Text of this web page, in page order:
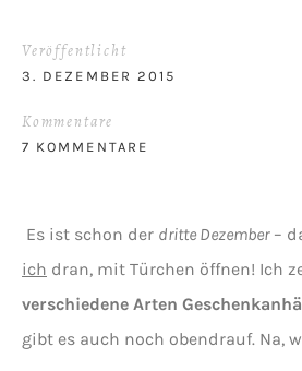
Veröffentlicht
3. DEZEMBER 2015
Kommentare
7 KOMMENTARE
Es ist schon der dritte Dezember–
ich dran, mit Türchen öffnen! Ich
verschiedene Arten
gibt es auch noch obendrauf. Na,